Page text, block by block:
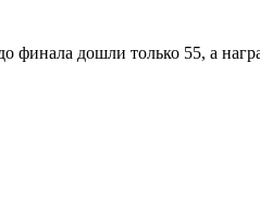
финала дошли только 55, а